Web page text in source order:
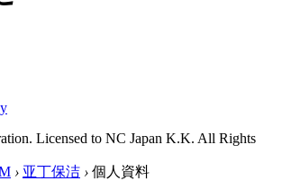
Licensed to NC Japan K.K. All Rights
› 亚丁保洁 › 個人資料